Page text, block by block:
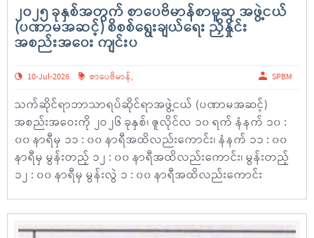
၂၀၂၅ ခုနှစ်အတွက် စာပေဗိမာန်စာမူဆု အဖွဲ့ငယ်
(ပဏာမအဆင့်) စိစစ်ရွေးချယ်ရေး ညှိနှိုင်း
အစည်းအဝေး ကျင်းပ
10-Jul-2026 စာပေဗိမာန်, SPBM
သက်ဆိုင်ရာဘာသာရပ်ဆိုင်ရာအဖွဲ့ငယ် (ပဏာမအဆင့်)
အစည်းအဝေးကို ၂ဝ၂၆ ခုနှစ်၊ ဇူလိုင်လ ၁၀ ရက် နံနက် ၁၀ :
၀၀ နာရီမှ ၁၁ : ၀၀ နာရီအထိလည်းကောင်း၊ နံနက် ၁၁ : ၀၀
နာရီမှ မွန်းတည့် ၁၂ : ၀၀ နာရီအထိလည်းကောင်း၊ မွန်းတည့်
၁၂ : ၀၀ နာရီမှ မွန်းလွဲ ၁ : ၀၀ နာရီအထိလည်းကောင်း